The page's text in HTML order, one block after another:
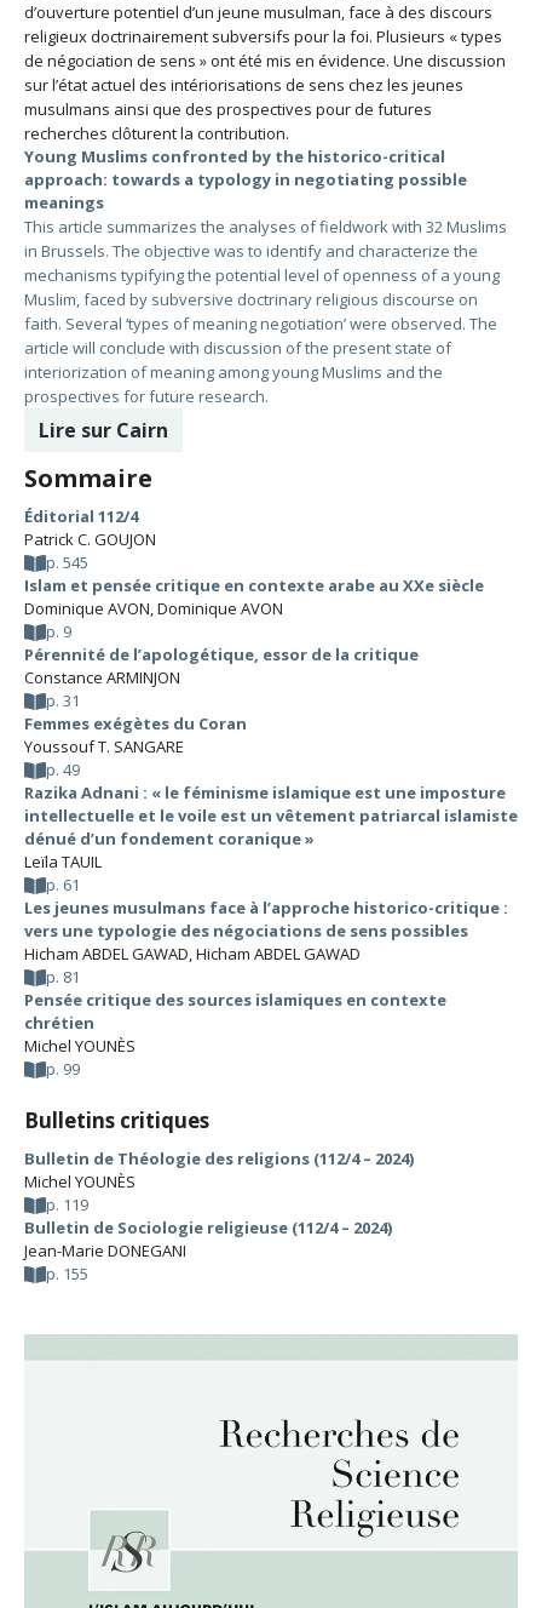
d’ouverture potentiel d’un jeune musulman, face à des discours
religieux doctrinairement subversifs pour la foi. Plusieurs « types
de négociation de sens » ont été mis en évidence. Une discussion
sur l’état actuel des intériorisations de sens chez les jeunes
musulmans ainsi que des prospectives pour de futures
recherches clôturent la contribution.
Young Muslims confronted by the historico-critical
approach: towards a typology in negotiating possible
meanings
This article summarizes the analyses of fieldwork with 32 Muslims
in Brussels. The objective was to identify and characterize the
mechanisms typifying the potential level of openness of a young
Muslim, faced by subversive doctrinary religious discourse on
faith. Several ‘types of meaning negotiation’ were observed. The
article will conclude with discussion of the present state of
interiorization of meaning among young Muslims and the
prospectives for future research.
Lire sur Cairn
Sommaire
Éditorial 112/4
Patrick C. GOUJON
p. 545
Islam et pensée critique en contexte arabe au XXe siècle
Dominique AVON,Dominique AVON
p. 9
Pérennité de l’apologétique, essor de la critique
Constance ARMINJON
p. 31
Femmes exégètes du Coran
Youssouf T. SANGARE
p. 49
Razika Adnani : « le féminisme islamique est une imposture
intellectuelle et le voile est un vêtement patriarcal islamiste
dénué d’un fondement coranique »
Leïla TAUIL
p. 61
Les jeunes musulmans face à l’approche historico-critique :
vers une typologie des négociations de sens possibles
Hicham ABDEL GAWAD,Hicham ABDEL GAWAD
p. 81
Pensée critique des sources islamiques en contexte
chrétien
Michel YOUNÈS
p. 99
Bulletins critiques
Bulletin de Théologie des religions (112/4 – 2024)
Michel YOUNÈS
p. 119
Bulletin de Sociologie religieuse (112/4 – 2024)
Jean-Marie DONEGANI
p. 155